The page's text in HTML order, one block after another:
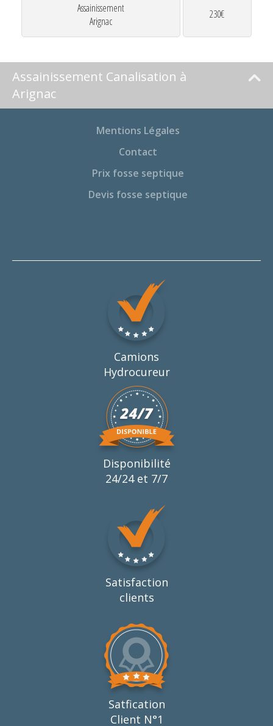
Assainissement
Arignac
230€
Assainissement Canalisation à
Arignac
Mentions Légales
Contact
Prix fosse septique
Devis fosse septique
Camions
Hydrocureur
Disponibilité
24/24 et 7/7
Satisfaction
clients
Satfication
Client N°1